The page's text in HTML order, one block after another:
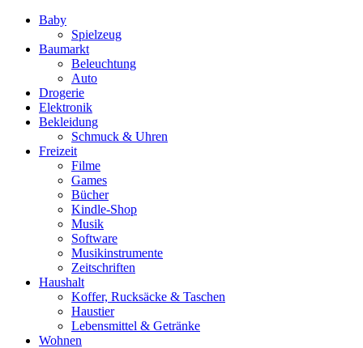
Baby
Spielzeug
Baumarkt
Beleuchtung
Auto
Drogerie
Elektronik
Bekleidung
Schmuck & Uhren
Freizeit
Filme
Games
Bücher
Kindle-Shop
Musik
Software
Musikinstrumente
Zeitschriften
Haushalt
Koffer, Rucksäcke & Taschen
Haustier
Lebensmittel & Getränke
Wohnen